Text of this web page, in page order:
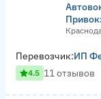
Перевозчик:ИП
4.5 11 отзывов